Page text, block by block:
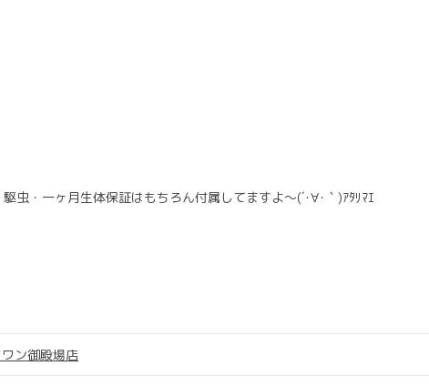
虫・一ヶ月生体保証はもちろん付属してますよ～(´･∀･｀)ｱﾀﾘﾏｴ
ン御殿場店